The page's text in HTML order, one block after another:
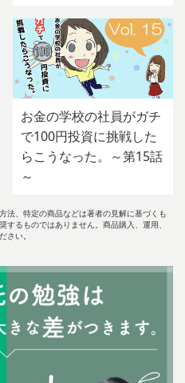
お金の学校の社員がガチ
で100円投資に挑戦した
らこうなった。～第15話
～
法、特定の商品などは著者の見解に基づくも
るものではありません。商品購入、運用、
さい。